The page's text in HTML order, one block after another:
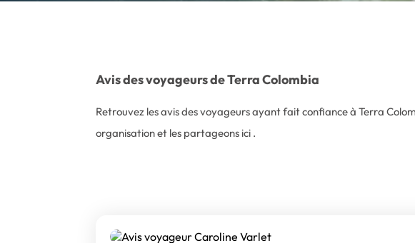
Avis des voyageurs de Terra Colombia
Retrouvez les avis des voyageurs ayant fait confiance à Terra
organisation et les partageons ici .